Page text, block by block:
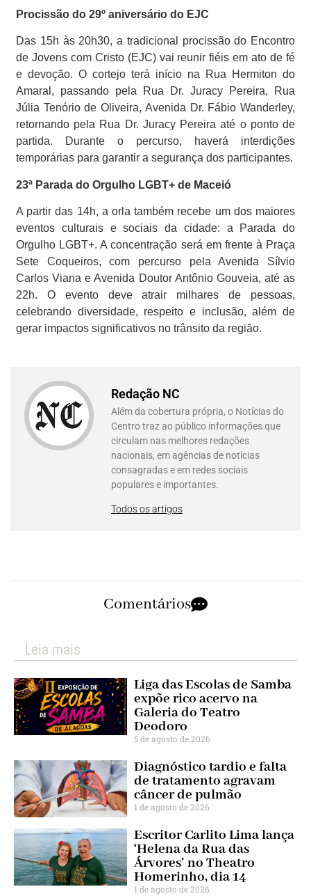
Procissão do 29º aniversário do EJC
Das 15h às 20h30, a tradicional procissão do Encontro
de Jovens com Cristo (EJC) vai reunir fiéis em ato de fé
e devoção. O cortejo terá início na Rua Hermiton do
Amaral, passando pela Rua Dr. Juracy Pereira, Rua
Júlia Tenório de Oliveira, Avenida Dr. Fábio Wanderley,
retornando pela Rua Dr. Juracy Pereira até o ponto de
partida. Durante o percurso, haverá interdições
temporárias para garantir a segurança dos participantes.
23ª Parada do Orgulho LGBT+ de Maceió
A partir das 14h, a orla também recebe um dos maiores
eventos culturais e sociais da cidade: a Parada do
Orgulho LGBT+. A concentração será em frente à Praça
Sete Coqueiros, com percurso pela Avenida Sílvio
Carlos Viana e Avenida Doutor Antônio Gouveia, até as
22h. O evento deve atrair milhares de pessoas,
celebrando diversidade, respeito e inclusão, além de
gerar impactos significativos no trânsito da região.
Redação NC
Além da cobertura própria, o Notícias do
Centro traz ao público informações que
circulam nas melhores redações
nacionais, em agências de notícias
consagradas e em redes sociais
populares e importantes.
Todos os artigos
Comentários
Leia mais
Liga das Escolas de Samba
expõe rico acervo na
Galeria do Teatro
Deodoro
5 de agosto de 2026
Diagnóstico tardio e falta
de tratamento agravam
câncer de pulmão
1 de agosto de 2026
Escritor Carlito Lima lança
‘Helena da Rua das
Árvores’ no Theatro
Homerinho, dia 14
1 de agosto de 2026